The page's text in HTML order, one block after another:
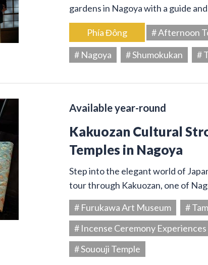
gardens in Nagoya with a guide
Phía Đông # Afternoon
# Nagoya
# Shumokukan #
Available year-round
Kakuozan Cultural
Temples in Nagoya
Step into the elegant world of
tour through Kakuozan, one of
# Furukawa Art Museum
#
# Incense Ceremony Experiences
# Sououji Temple